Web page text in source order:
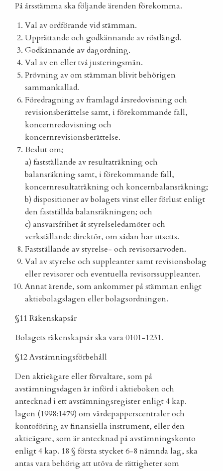
På årsstämma ska följande ärenden förekomma.
Val av ordförande vid stämman.
Upprättande och godkännande av röstlängd.
Godkännande av dagordning.
Val av en eller två justeringsmän.
Prövning av om stämman blivit behörigen
sammankallad.
Föredragning av framlagd årsredovisning och
revisionsberättelse samt, i förekommande fall,
koncernredovisning och
koncernrevisionsberättelse.
Beslut om;
a) fastställande av resultaträkning och
balansräkning samt, i förekommande fall,
koncernresultaträkning och koncernbalansräkning;
b) dispositioner av bolagets vinst eller förlust enligt
den fastställda balansräkningen; och
c) ansvarsfrihet åt styrelseledamöter och
verkställande direktör, om sådan har utsetts.
Fastställande av styrelse- och revisorsarvoden.
Val av styrelse och suppleanter samt revisionsbolag
eller revisorer och eventuella revisorssuppleanter.
Annat ärende, som ankommer på stämman enligt
aktiebolagslagen eller bolagsordningen.
§11 Räkenskapsår
Bolagets räkenskapsår ska vara 0101-1231.
§12 Avstämningsförbehåll
Den aktieägare eller förvaltare, som på
avstämningsdagen är införd i aktieboken och
antecknad i ett avstämningsregister enligt 4 kap.
lagen (1998:1479) om värdepapperscentraler och
kontoföring av finansiella instrument, eller den
aktieägare, som är antecknad på avstämningskonto
enligt 4 kap. 18 § första stycket 6-8 nämnda lag, ska
antas vara behörig att utöva de rättigheter som